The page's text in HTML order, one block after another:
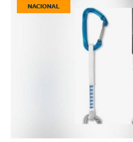
NACIONAL